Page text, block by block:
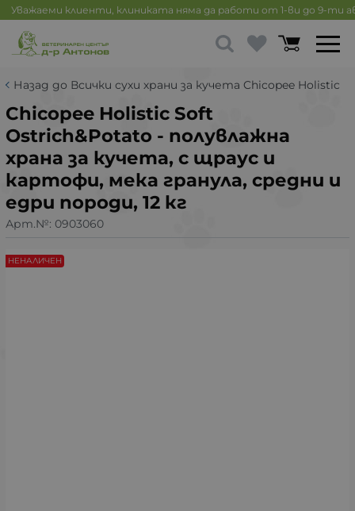
Уважаеми клиенти, клиниката няма да работи от 1-ви до 9-ти
Назад до Всички сухи храни за кучета Chicopee Holistic
Chicopee Holistic Soft
Ostrich&Potato - полувлажна
храна за кучета, с щраус и
картофи, мека гранула, средни и
едри породи, 12 кг
Арт.№: 0903060
НЕНАЛИЧЕН